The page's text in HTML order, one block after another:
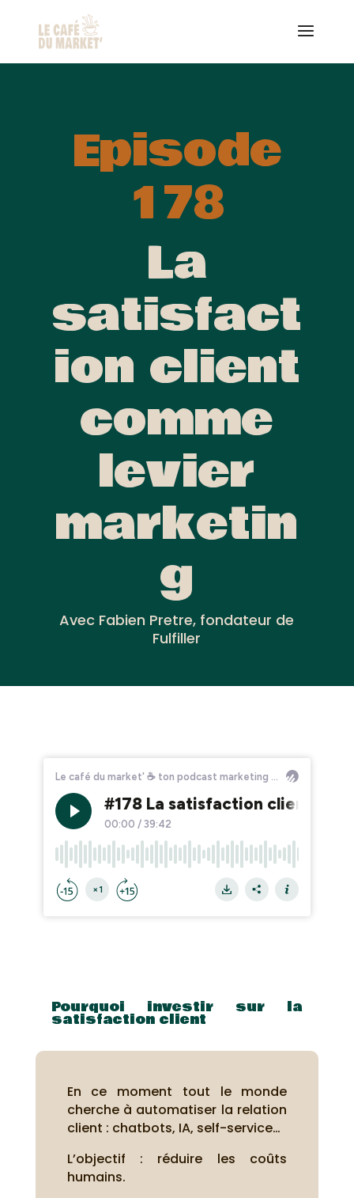
Episode
178
La
satisfact
ion client
comme
levier
marketin
g
Avec Fabien Pretre, fondateur de
Fulfiller
Pourquoi investir sur la
satisfaction client
En ce moment tout le monde
cherche à automatiser la relation
client : chatbots, IA, self-service…
L’objectif : réduire les coûts
humains.